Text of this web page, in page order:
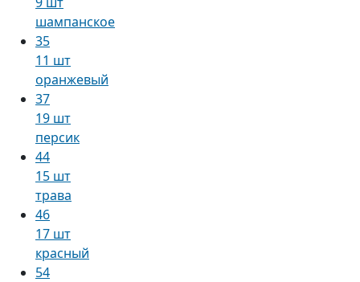
шампанское
35
11 шт
оранжевый
37
19 шт
персик
44
15 шт
трава
46
17 шт
красный
54